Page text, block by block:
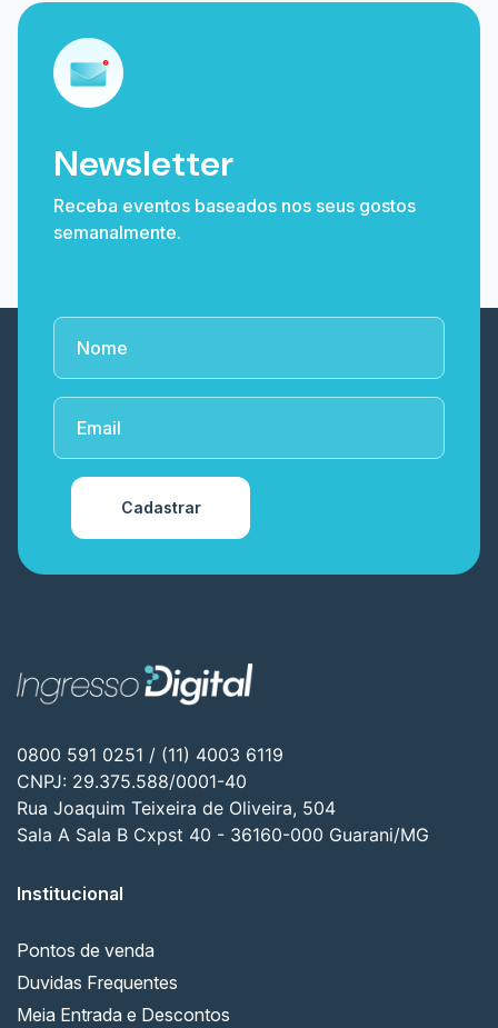
Newsletter
Receba eventos baseados nos seus gostos
semanalmente.
Cadastrar
0800 591 0251 / (11) 4003 6119
CNPJ: 29.375.588/0001-40
Rua Joaquim Teixeira de Oliveira, 504
Sala A Sala B Cxpst 40 - 36160-000 Guarani/MG
Institucional
Pontos de venda
Duvidas Frequentes
Meia Entrada e Descontos